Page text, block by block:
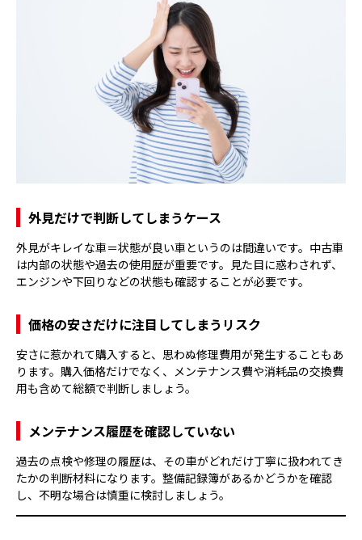
外見だけで判断してしまうケース
外見がキレイな車＝状態が良い車というのは間違いです。中古車
は内部の状態や過去の使用歴が重要です。見た目に惑わされず、
エンジンや下回りなどの状態も確認することが必要です。
価格の安さだけに注目してしまうリスク
安さに惹かれて購入すると、思わぬ修理費用が発生することもあ
ります。購入価格だけでなく、メンテナンス費や消耗品の交換費
用も含めて総額で判断しましょう。
メンテナンス履歴を確認していない
過去の点検や修理の履歴は、その車がどれだけ丁寧に扱われてき
たかの判断材料になります。整備記録簿があるかどうかを確認
し、不明な場合は慎重に検討しましょう。